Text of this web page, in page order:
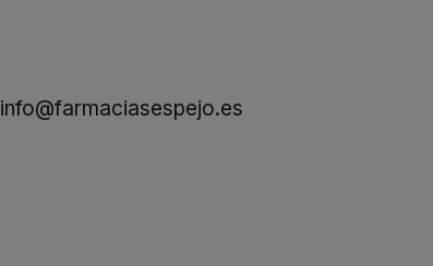
info@farmaciasespejo.es